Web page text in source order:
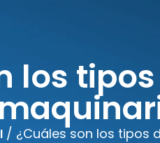
los
/ ¿Cuáles son los tipos